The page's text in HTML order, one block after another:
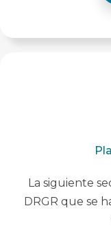
La siguiente
DRGR que se